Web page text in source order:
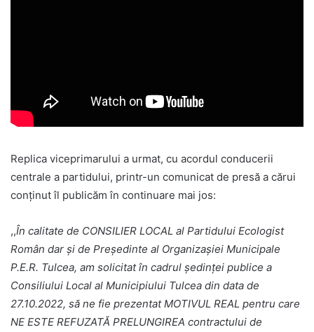
Replica viceprimarului a urmat, cu acordul conducerii
centrale a partidului, printr-un comunicat de presă a cărui
conținut îl publicăm în continuare mai jos:
,,În calitate de CONSILIER LOCAL al Partidului Ecologist
Român dar și de Președinte al Organizașiei Municipale
P.E.R. Tulcea, am solicitat în cadrul ședinței publice a
Consiliului Local al Municipiului Tulcea din data de
27.10.2022, să ne fie prezentat MOTIVUL REAL pentru care
NE ESTE REFUZATĂ PRELUNGIREA contractului de